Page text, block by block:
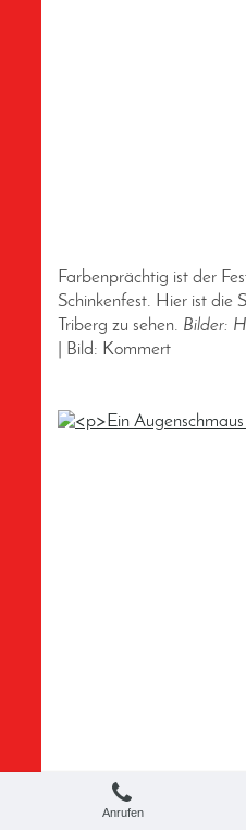
Farbenprächtig ist der
Schinkenfest. Hier ist die
Triberg zu sehen. Bilder:
| Bild: Kommert
Anrufen